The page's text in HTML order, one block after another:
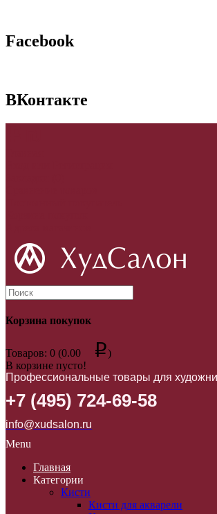
Facebook
ВКонтакте
Корзина покупок
Товаров: 0 (0.00 p)
В корзине пусто!
Профессиональные товары для
+7 (495) 724-69-58
info@xudsalon.ru
Menu
Главная
Категории
Кисти
Кисти для акварели